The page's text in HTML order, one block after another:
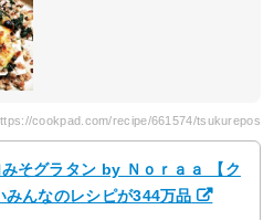
cookpad.com/recipe/661574/tsukurepos
そグラタン by Ｎｏｒａａ 【ク
みんなのレシピが344万品